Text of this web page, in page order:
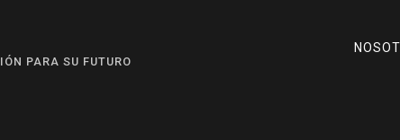
PARA SU FUTURO